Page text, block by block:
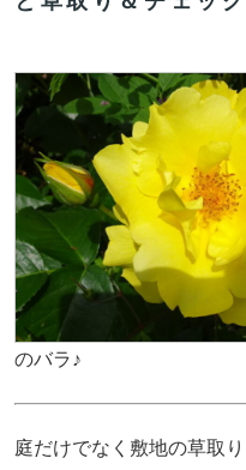
のバラ♪
庭だけでなく敷地の草取